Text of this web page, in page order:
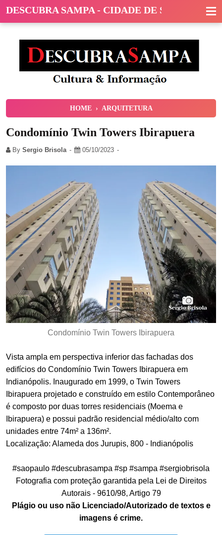
DESCUBRA SAMPA - CIDADE DE SÃO PAULO
HOME › ARQUITETURA
Condomínio Twin Towers Ibirapuera
By Sergio Brisola 05/10/2023
Condomínio Twin Towers Ibirapuera
Vista ampla em perspectiva inferior das fachadas dos
edifícios do Condomínio Twin Towers Ibirapuera em
Indianópolis. Inaugurado em 1999, o Twin Towers
Ibirapuera projetado e construído em estilo Contemporâneo
é composto por duas torres residenciais (Moema e
Ibirapuera) e possui padrão residencial médio/alto com
unidades entre 74m² a 136m².
Localização: Alameda dos Jurupis, 800 - Indianópolis
#saopaulo #descubrasampa #sp #sampa #sergiobrisola
Fotografia com proteção garantida pela Lei de Direitos
Autorais - 9610/98, Artigo 79
Plágio ou uso não Licenciado/Autorizado de textos e
imagens é crime.